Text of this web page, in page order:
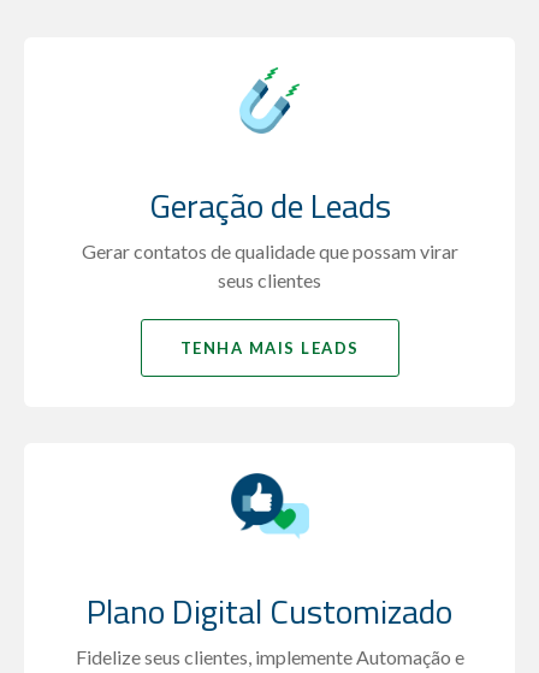
Geração de Leads
Gerar contatos de qualidade que possam virar
seus clientes
TENHA MAIS LEADS
Plano Digital Customizado
Fidelize seus clientes, implemente Automação e